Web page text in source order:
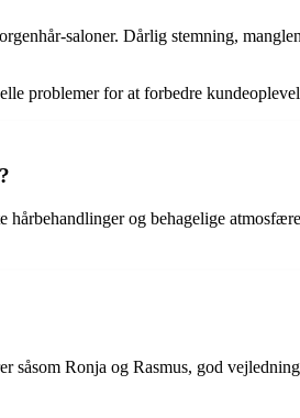
saloner. Dårlig stemning,
problemer for at forbedre
og behagelige
Ronja og Rasmus, god